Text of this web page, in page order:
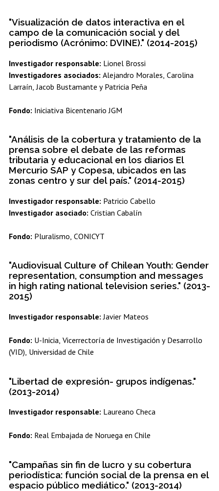
"Visualización de datos interactiva en el
campo de la comunicación social y del
periodismo (Acrónimo: DVINE)." (2014-2015)
Investigador responsable: Lionel Brossi
Investigadores asociados: Alejandro Morales, Carolina
Larraín, Jacob Bustamante y Patricia Peña
Fondo: Iniciativa Bicentenario JGM
"Análisis de la cobertura y tratamiento de la
prensa sobre el debate de las reformas
tributaria y educacional en los diarios El
Mercurio SAP y Copesa, ubicados en las
zonas centro y sur del país." (2014-2015)
Investigador responsable: Patricio Cabello
Investigador asociado: Cristian Cabalín
Fondo: Pluralismo, CONICYT
"Audiovisual Culture of Chilean Youth: Gender
representation, consumption and messages
in high rating national television series." (2013-
2015)
Investigador responsable:Javier Mateos
Fondo: U-Inicia, Vicerrectoría de Investigación y Desarrollo
(VID), Universidad de Chile
"Libertad de expresión- grupos indígenas."
(2013-2014)
Investigador responsable: Laureano Checa
Fondo: Real Embajada de Noruega en Chile
"Campañas sin fin de lucro y su cobertura
periodística: función social de la prensa en el
espacio público mediático." (2013-2014)